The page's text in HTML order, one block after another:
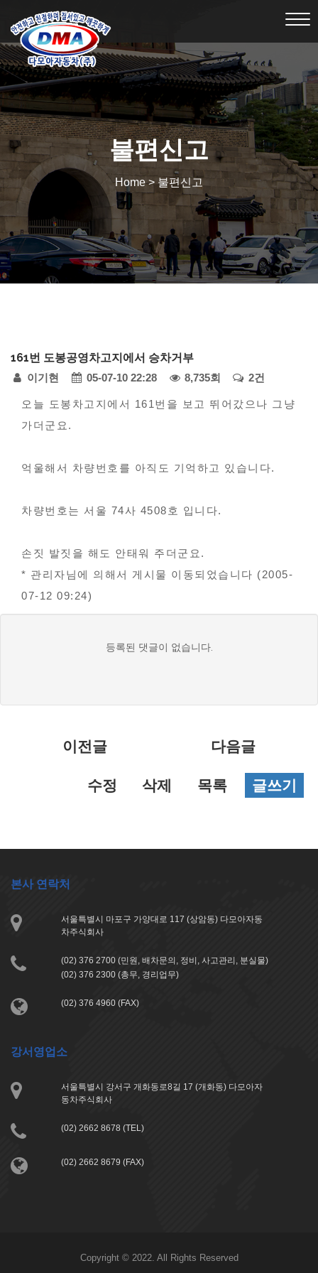
불편신고
Home > 불편신고
모161번 도봉공영차고지에서 승차거부
페
이
지
정
이기현 05-07-10 22:28 8,735회 2건
본
문
오늘 도봉차고지에서 161번을 보고 뛰어갔으나 그냥
가더군요.
억울해서 차량번호를 아직도 기억하고 있습니다.
차량번호는 서울 74사 4508호 입니다.
손짓 발짓을 해도 안태워 주더군요.
* 관리자님에 의해서 게시물 이동되었습니다 (2005-
07-12 09:24)
등록된 댓글이 없습니다.
이전글 다음글
수정 삭제 목록 글쓰기
본사 연락처
서울특별시 마포구 가양대로 117 (상암동) 다모아자동
차주식회사
(02) 376 2700 (민원, 배차문의, 정비, 사고관리, 분실물)
(02) 376 2300 (총무, 경리업무)
(02) 376 4960 (FAX)
강서영업소
서울특별시 강서구 개화동로8길 17 (개화동) 다모아자
동차주식회사
(02) 2662 8678 (TEL)
(02) 2662 8679 (FAX)
Copyright © 2022. All Rights Reserved